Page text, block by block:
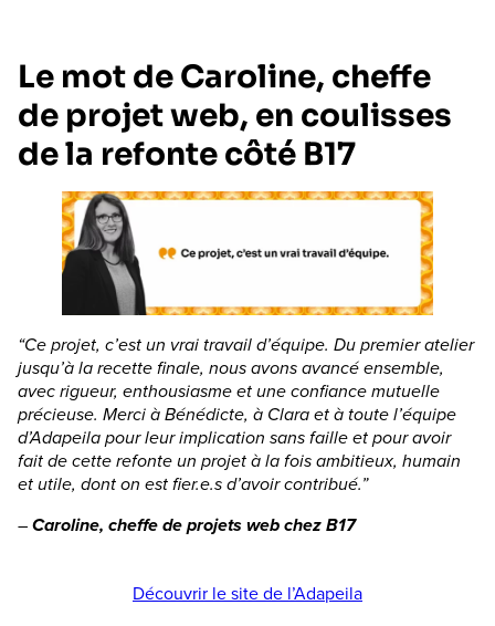
Le mot de Caroline, cheffe
de projet web, en coulisses
de la refonte côté B17
“Ce projet, c’est un vrai travail d’équipe. Du premier atelier
jusqu’à la recette finale, nous avons avancé ensemble,
avec rigueur, enthousiasme et une confiance mutuelle
précieuse. Merci à Bénédicte, à Clara et à toute l’équipe
d’Adapeila pour leur implication sans faille et pour avoir
fait de cette refonte un projet à la fois ambitieux, humain
et utile, dont on est fier.e.s d’avoir contribué.”
–Caroline, cheffe de projets web chez B17
Découvrir le site de l’Adapeila